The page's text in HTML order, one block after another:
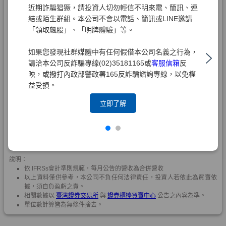
近期詐騙猖獗，請投資人切勿輕信不明來電、簡訊、連
結或陌生群組。本公司不會以電話、簡訊或LINE邀請
「領取飆股」、「明牌體驗」等。
如果您發現社群媒體中有任何假借本公司名義之行為，
請洽本公司反詐騙專線(02)35181165或客服信箱反
映，或撥打內政部警政署165反詐騙諮詢專線，以免權
益受損。
立即了解